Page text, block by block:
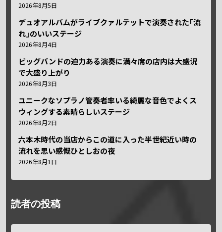
2026年8月5日
デュオアルバムがライブクァルテットで演奏された｢流
れ｣のいいステージ
2026年8月4日
ビッグバンドの迫力ある演奏に満々席の店内は大盛況
で大盛り上がり
2026年8月3日
ユニークなソプラノ管奏者率いる綺麗な音色でよくス
ウィングする素晴らしいステージ
2026年8月2日
六本木時代の当店からこの道に入った半世紀近い時の
流れを思い感慨ひとしおの夜
2026年8月1日
読者の投稿